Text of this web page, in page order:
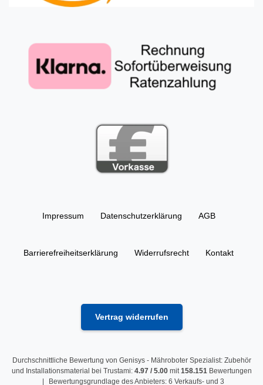
Impressum Daten­schutz­erklärung AGB
Barrierefreiheitserklärung Widerrufs­recht Kontakt
Vertrag widerrufen
Durchschnittliche Bewertung von Genisys - Mähroboter Spezialist: Zubehör
und Installationsmaterial bei Trustami: 4.97/ 5.00mit 158.151 Bewertungen
|
Bewertungsgrundlage des Anbieters: 6 Verkaufs- und 3